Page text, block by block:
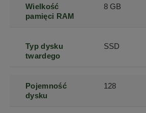
Wielkość
pamięci RAM
8 GB
Typ dysku
twardego
SSD
Pojemność
dysku
128